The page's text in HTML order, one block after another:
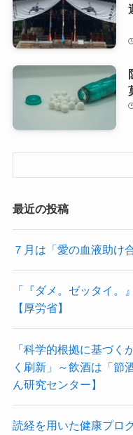
最近の投稿
７月は「愛の血液助け
「『ダメ。ゼッタイ。
【厚労省】
「科学的根拠に基づく
く刷新」～飲酒は「節
ん研究センター】
読経を用いた健康プロ